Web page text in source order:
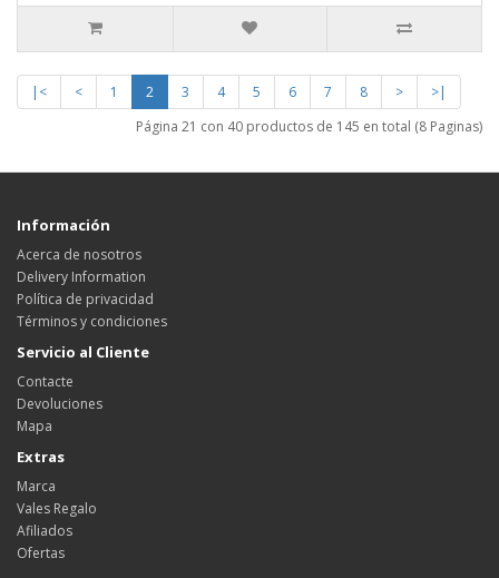
|< < 1 2 3 4 5 6 7 8 >
>|
Página 21 con 40 productos de 145 en total (8 Paginas)
Información
Acerca de nosotros
Delivery Information
Política de privacidad
Términos y condiciones
Servicio al Cliente
Contacte
Devoluciones
Mapa
Extras
Marca
Vales Regalo
Afiliados
Ofertas